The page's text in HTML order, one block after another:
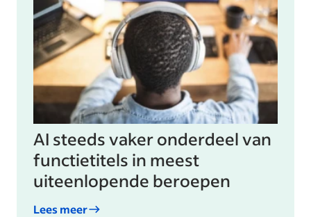
AI steeds vaker onderdeel van
functietitels in meest
uiteenlopende beroepen
Lees meer